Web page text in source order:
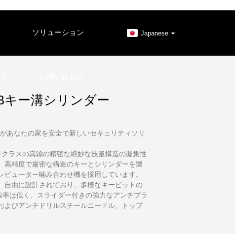
ソリューション Japanese
ー溝シリンダー
あなたの家を安全で新しいセキュリティソリ
ラスの真鍮の精密な絶妙な技量構造の凝集性
高精度で厳密な構造のキーとシリンダーを製
ューター噛み合わせ機を採用しています。
自由に設計されており、多様なキービットの
は低く、スライダー付きの強力なアンチプラ
よびアンチドリルスチールニードル、トップ